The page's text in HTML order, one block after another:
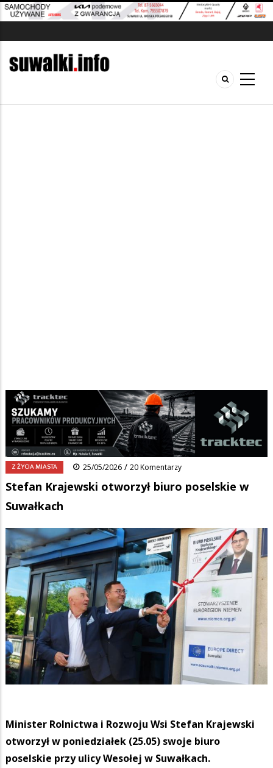
Ścieżka
nawigacyjna
Strona główna Wiadomości/Z życia miasta/
Stefan Krajewski otworzył biuro poselskie w Suwałkach
FacebookPinterest Tumblr
0 Reddit Share
Z ŻYCIA MIASTA 25/05/2026 / 20 Komentarzy
Stefan Krajewski otworzył biuro poselskie w
Suwałkach
Minister Rolnictwa i Rozwoju Wsi Stefan Krajewski
otworzył w poniedziałek (25.05) swoje biuro
poselskie przy ulicy Wesołej w Suwałkach.